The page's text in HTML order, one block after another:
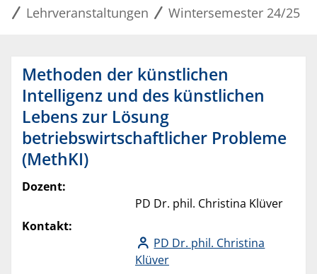
Lehrveranstaltungen
Wintersemester 24/25
Methoden der künstlichen
Intelligenz und des künstlichen
Lebens zur Lösung
betriebswirtschaftlicher Probleme
(MethKI)
Dozent:
PD Dr. phil. Christina Klüver
Kontakt:
PD Dr. phil. Christina
Klüver